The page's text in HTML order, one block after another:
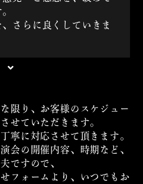
さらに良くしていきま
限り、お客様のスケジュー
せていただきます。
寧に対応させて頂きます。
会の開催内容、時期など、
ですので、
フォームより、いつでもお